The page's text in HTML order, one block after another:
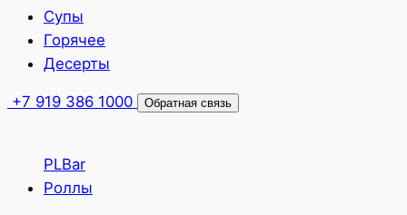
Супы
Горячее
Десерты
+7 919 386 1000 Обратная связь
PLBar
Роллы